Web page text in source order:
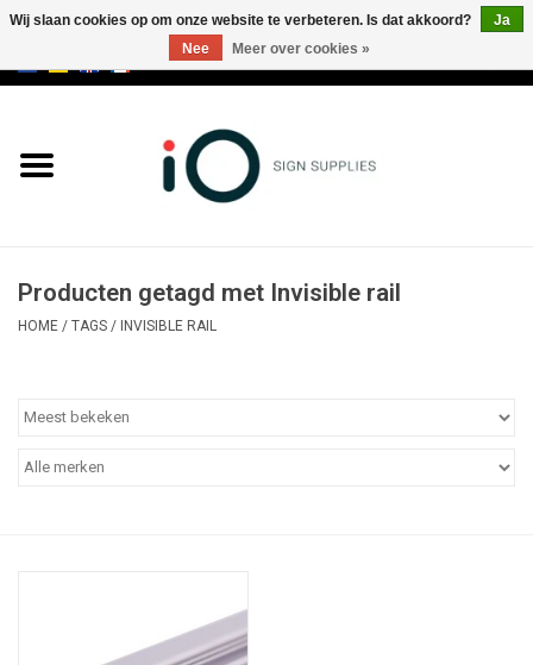
Merken
Producten getagd met Invisible rail
HOME / TAGS / INVISIBLE RAIL
Wij slaan cookies op om onze website te verbeteren. Is dat akkoord?
Ja
Nee
Meer over cookies »